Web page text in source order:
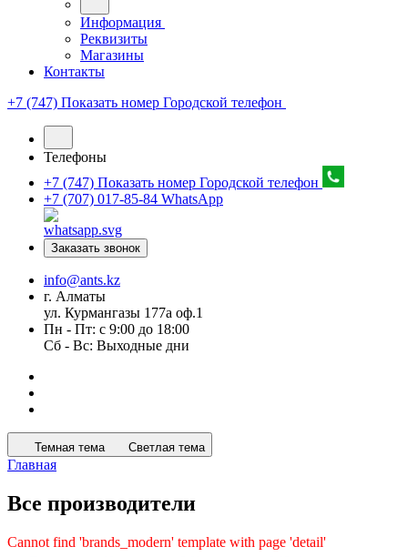
Информация
Реквизиты
Магазины
Контакты
+7 (747) Показать номер Городской телефон
Телефоны
+7 (747) Показать номер Городской телефон
+7 (707) 017-85-84 WhatsApp
Заказать звонок
info@ants.kz
г. Алматы
ул. Курмангазы 177а оф.1
Пн - Пт: с 9:00 до 18:00
Сб - Вс: Выходные дни
Темная тема Светлая тема
Главная
Все производители
Cannot find 'brands_modern' template with page 'detail'